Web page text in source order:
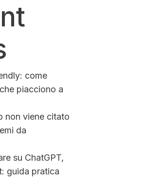
come
piacciono a
non viene citato
da
su ChatGPT,
guida pratica